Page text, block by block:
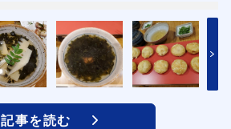
記事を読む